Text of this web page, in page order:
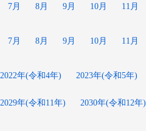
7月 8月 9月 10月 11月
7月 8月 9月 10月 11月
2022年(令和4年) 2023年(令和5年)
2029年(令和11年) 2030年(令和12年)